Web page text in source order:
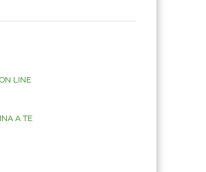
LINE
A TE